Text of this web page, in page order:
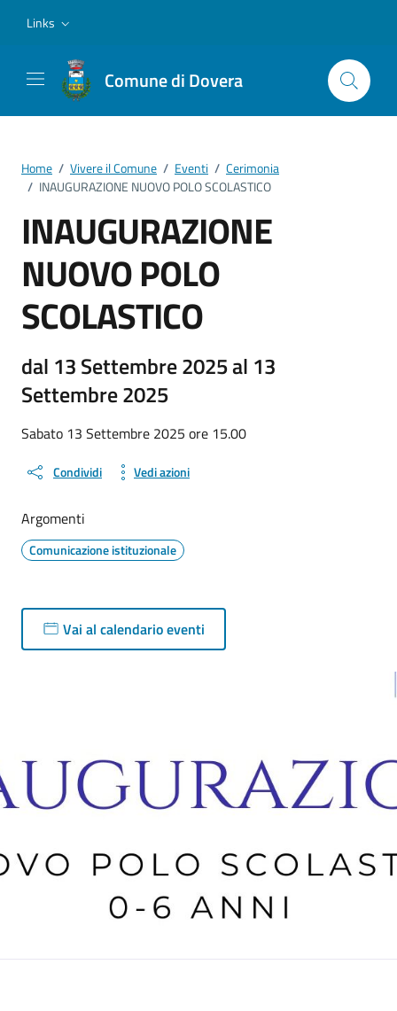
Links
Comune di Dovera
Home / Vivere il Comune / Eventi / Cerimonia
/ INAUGURAZIONE NUOVO POLO SCOLASTICO
INAUGURAZIONE
NUOVO POLO
SCOLASTICO
dal 13 Settembre 2025 al 13
Settembre 2025
Sabato 13 Settembre 2025 ore 15.00
Condividi Vedi azioni
Argomenti
Comunicazione istituzionale
Vai al calendario eventi